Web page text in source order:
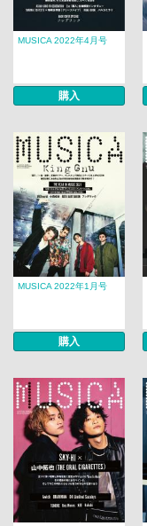
MUSICA 2022年4月号
購入
MUSICA 2022年1月号
購入